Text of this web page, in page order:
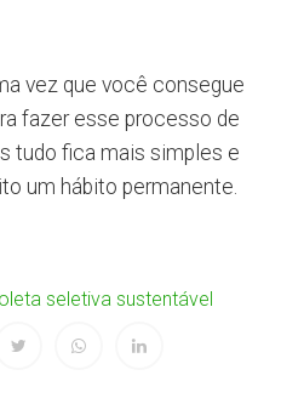
vez que você consegue
fazer esse processo de
tudo fica mais simples e
um hábito permanente.
seletiva sustentável